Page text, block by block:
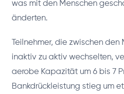
was mit den Menschen
änderten.
Teilnehmer, die zwischen den
inaktiv zu aktiv wechselten,
aerobe Kapazität um 6 bis 7
Bankdrückleistung stieg um